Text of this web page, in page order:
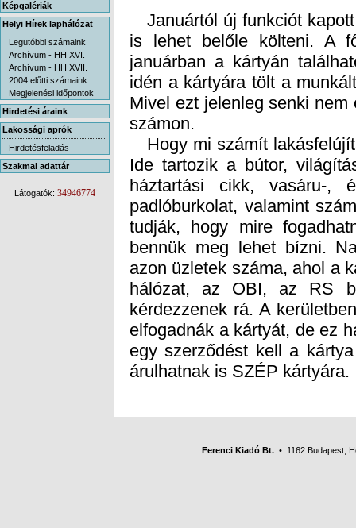
Képgalériák
Helyi Hírek laphálózat
Legutóbbi számaink
Archívum - HH XVI.
Archívum - HH XVII.
2004 előtti számaink
Megjelenési időpontok
Hirdetési áraink
Lakossági aprók
Hirdetésfeladás
Szakmai adattár
Látogatók: 34946774
Januártól új funkciót
is lehet belőle költeni. A
januárban a kártyán
idén a kártyára tölt a
Mivel ezt jelenleg senki
számon.
Hogy mi számít
Ide tartozik a bútor,
háztartási cikk, vasáru-,
padlóburkolat, valamint
tudják, hogy mire
bennük meg lehet bízni.
azon üzletek száma, ahol a
hálózat, az OBI, az RS
kérdezzenek rá. A
elfogadnák a kártyát, de ez
egy szerződést kell a
árulhatnak is SZÉP kártyára.
Ferenci Kiadó Bt. • 1162 Budapest,